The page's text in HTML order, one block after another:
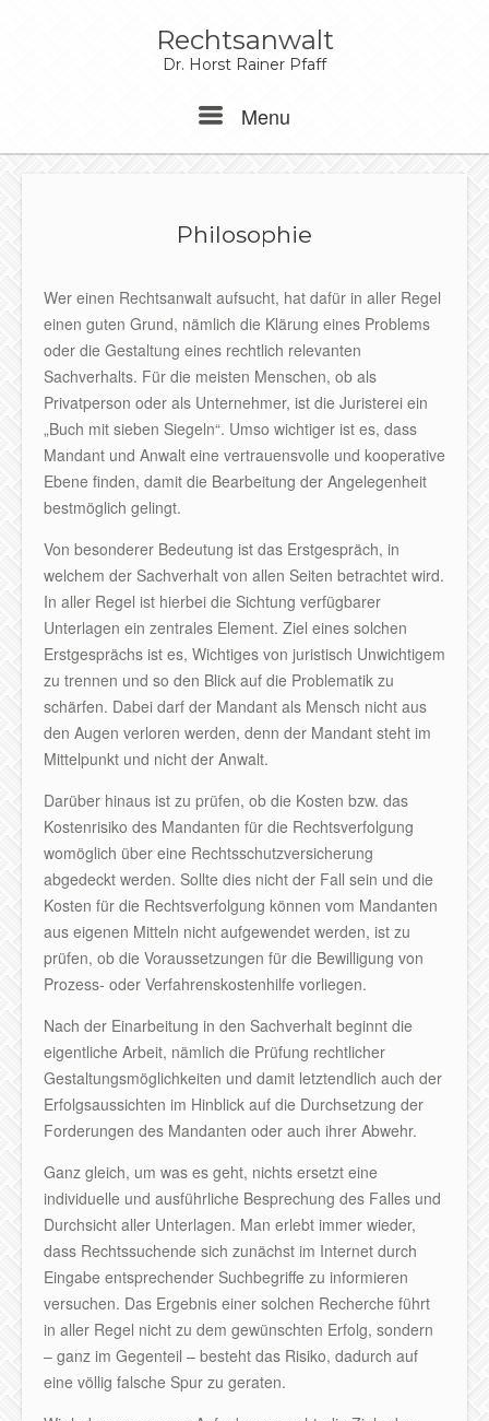
Rechtsanwalt
Dr. Horst Rainer Pfaff
Menu
Philosophie
Wer einen Rechtsanwalt aufsucht, hat dafür in aller Regel
einen guten Grund, nämlich die Klärung eines Problems
oder die Gestaltung eines rechtlich relevanten
Sachverhalts. Für die meisten Menschen, ob als
Privatperson oder als Unternehmer, ist die Juristerei ein
„Buch mit sieben Siegeln“. Umso wichtiger ist es, dass
Mandant und Anwalt eine vertrauensvolle und kooperative
Ebene finden, damit die Bearbeitung der Angelegenheit
bestmöglich gelingt.
Von besonderer Bedeutung ist das Erstgespräch, in
welchem der Sachverhalt von allen Seiten betrachtet wird.
In aller Regel ist hierbei die Sichtung verfügbarer
Unterlagen ein zentrales Element. Ziel eines solchen
Erstgesprächs ist es, Wichtiges von juristisch Unwichtigem
zu trennen und so den Blick auf die Problematik zu
schärfen. Dabei darf der Mandant als Mensch nicht aus
den Augen verloren werden, denn der Mandant steht im
Mittelpunkt und nicht der Anwalt.
Darüber hinaus ist zu prüfen, ob die Kosten bzw. das
Kostenrisiko des Mandanten für die Rechtsverfolgung
womöglich über eine Rechtsschutzversicherung
abgedeckt werden. Sollte dies nicht der Fall sein und die
Kosten für die Rechtsverfolgung können vom Mandanten
aus eigenen Mitteln nicht aufgewendet werden, ist zu
prüfen, ob die Voraussetzungen für die Bewilligung von
Prozess- oder Verfahrenskostenhilfe vorliegen.
Nach der Einarbeitung in den Sachverhalt beginnt die
eigentliche Arbeit, nämlich die Prüfung rechtlicher
Gestaltungsmöglichkeiten und damit letztendlich auch der
Erfolgsaussichten im Hinblick auf die Durchsetzung der
Forderungen des Mandanten oder auch ihrer Abwehr.
Ganz gleich, um was es geht, nichts ersetzt eine
individuelle und ausführliche Besprechung des Falles und
Durchsicht aller Unterlagen. Man erlebt immer wieder,
dass Rechtssuchende sich zunächst im Internet durch
Eingabe entsprechender Suchbegriffe zu informieren
versuchen. Das Ergebnis einer solchen Recherche führt
in aller Regel nicht zu dem gewünschten Erfolg, sondern
– ganz im Gegenteil – besteht das Risiko, dadurch auf
eine völlig falsche Spur zu geraten.